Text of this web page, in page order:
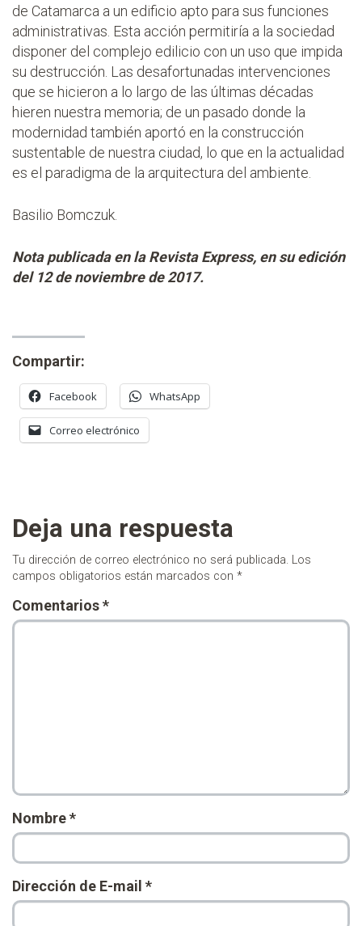
de Catamarca a un edificio apto para sus funciones
administrativas. Esta acción permitiría a la sociedad
disponer del complejo edilicio con un uso que impida
su destrucción. Las desafortunadas intervenciones
que se hicieron a lo largo de las últimas décadas
hieren nuestra memoria; de un pasado donde la
modernidad también aportó en la construcción
sustentable de nuestra ciudad, lo que en la actualidad
es el paradigma de la arquitectura del ambiente.
Basilio Bomczuk.
Nota publicada en la Revista Express, en su edición
del 12 de noviembre de 2017.
Compartir:
Facebook WhatsApp
Correo electrónico
Deja una respuesta
Tu dirección de correo electrónico no será publicada. Los
campos obligatorios están marcados con *
Comentarios*
Nombre*
Dirección de E-mail *